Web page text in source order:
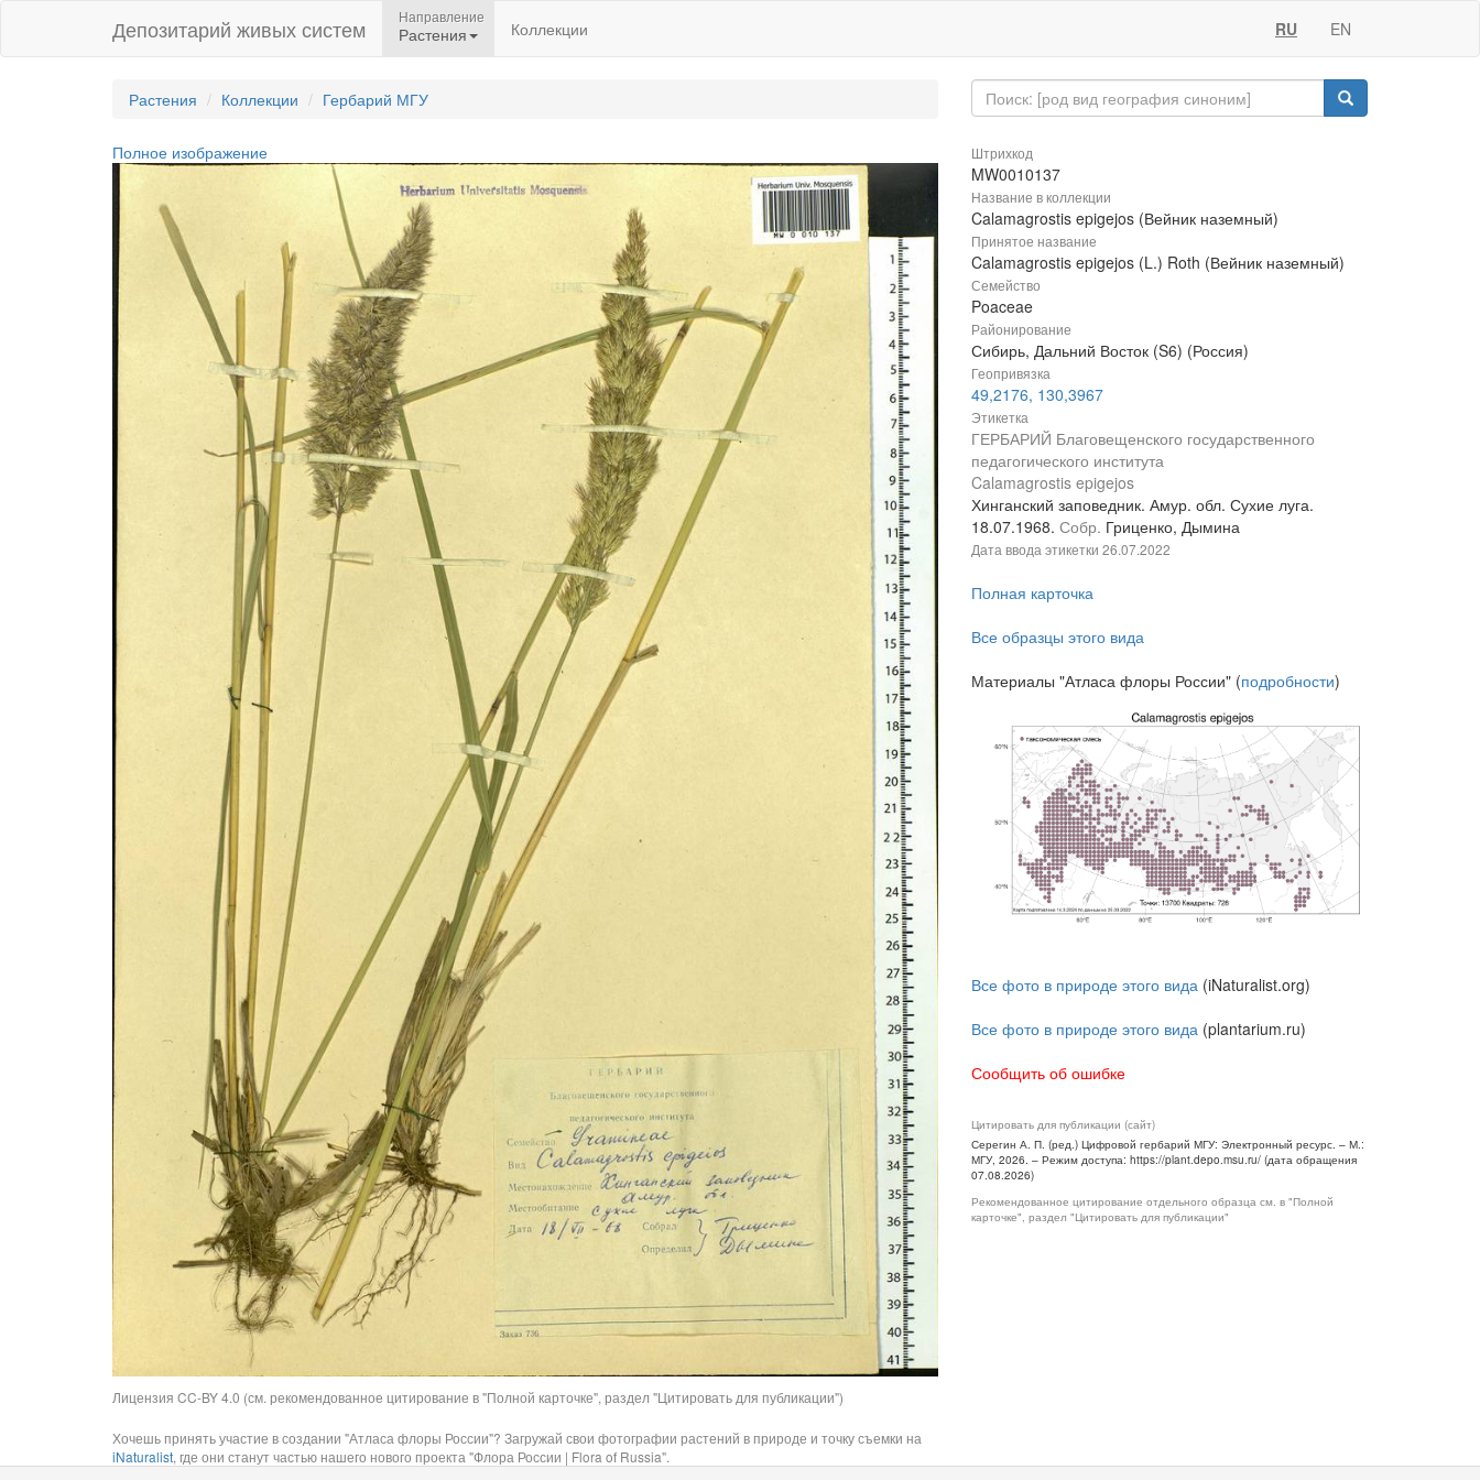
Депозитарий живых систем Направление
Растения Коллекции RU EN
Растения Коллекции Гербарий МГУ
Полное изображение
Лицензия CC-BY 4.0 (см. рекомендованное цитирование в "Полной карточке", раздел "Цитировать для публикации")
Хочешь принять участие в создании "Атласа флоры России"? Загружай свои фотографии растений в природе и точку съемки на
iNaturalist, где они станут частью нашего нового проекта "Флора России | Flora of Russia".
Штрихкод
MW0010137
Название в коллекции
Calamagrostis epigejos (Вейник наземный)
Принятое название
Calamagrostis epigejos (L.) Roth (Вейник наземный)
Семейство
Poaceae
Районирование
Сибирь, Дальний Восток (S6) (Россия)
Геопривязка
49,2176, 130,3967
Этикетка
ГЕРБАРИЙ Благовещенского государственного
педагогического института
Calamagrostis epigejos
Хинганский заповедник. Амур. обл. Сухие луга.
18.07.1968. Собр. Гриценко, Дымина
Дата ввода этикетки 26.07.2022
Полная карточка
Все образцы этого вида
Материалы "Атласа флоры России" (подробности)
Все фото в природе этого вида (iNaturalist.org)
Все фото в природе этого вида (plantarium.ru)
Сообщить об ошибке
Цитировать для публикации (сайт)
Серегин А. П. (ред.) Цифровой гербарий МГУ: Электронный ресурс. – М.:
МГУ, 2026. – Режим доступа: https://plant.depo.msu.ru/ (дата обращения
07.08.2026)
Рекомендованное цитирование отдельного образца см. в "Полной
карточке", раздел "Цитировать для публикации"